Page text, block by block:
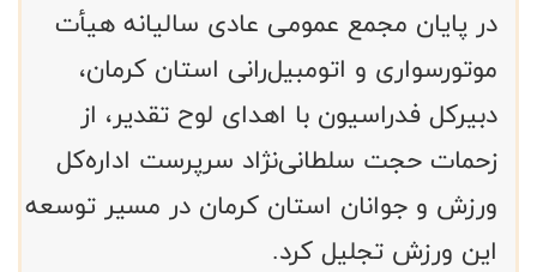
در پایان مجمع عمومی عادی سالیانه هیأت
موتورسواری و اتومبیل‌رانی استان کرمان،
دبیرکل فدراسیون با اهدای لوح تقدیر، از
زحمات حجت سلطانی‌نژاد سرپرست اداره‌کل
ورزش و جوانان استان کرمان در مسیر توسعه
این ورزش تجلیل کرد.